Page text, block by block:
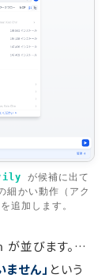
が候補に出て
かい動作（アク
を追加します。
が並びます。…
せん」 という